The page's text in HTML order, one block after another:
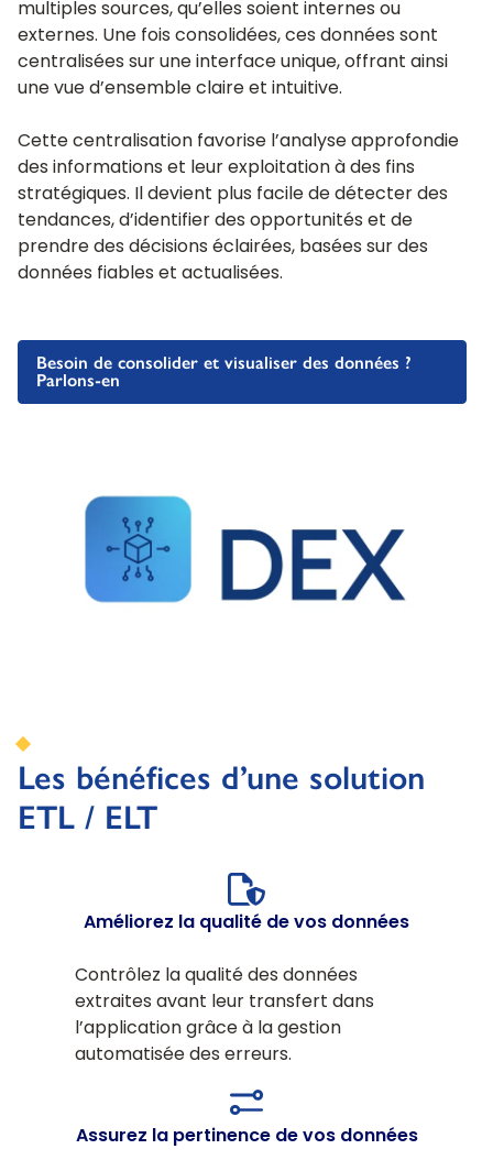
multiples sources, qu’elles soient internes ou
externes. Une fois consolidées, ces données sont
centralisées sur une interface unique, offrant ainsi
une vue d’ensemble claire et intuitive.
Cette centralisation favorise l’analyse approfondie
des informations et leur exploitation à des fins
stratégiques. Il devient plus facile de détecter des
tendances, d’identifier des opportunités et de
prendre des décisions éclairées, basées sur des
données fiables et actualisées.
Besoin de consolider et visualiser des données ?
Parlons-en
Les bénéfices d’une solution
ETL / ELT
Améliorez la qualité de vos données
Contrôlez la qualité des données
extraites avant leur transfert dans
l’application grâce à la gestion
automatisée des erreurs.
Assurez la pertinence de vos données